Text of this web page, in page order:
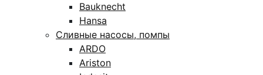
Bauknecht
Hansa
Сливные насосы, помпы
ARDO
Ariston